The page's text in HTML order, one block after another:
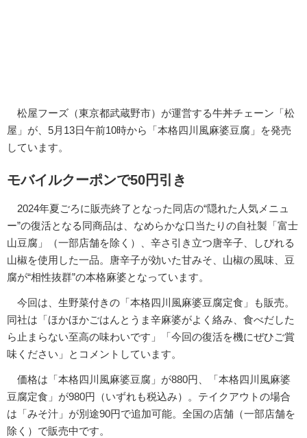
松屋フーズ（東京都武蔵野市）が運営する牛丼チェーン「松
屋」が、5月13日午前10時から「本格四川風麻婆豆腐」を発売
しています。
モバイルクーポンで50円引き
2024年夏ごろに販売終了となった同店の“隠れた人気メニュ
ー”の復活となる同商品は、なめらかな口当たりの自社製「富士
山豆腐」（一部店舗を除く）、辛さ引き立つ唐辛子、しびれる
山椒を使用した一品。唐辛子が効いた甘みそ、山椒の風味、豆
腐が“相性抜群”の本格麻婆となっています。
今回は、生野菜付きの「本格四川風麻婆豆腐定食」も販売。
同社は「ほかほかごはんとうま辛麻婆がよく絡み、食べだした
ら止まらない至高の味わいです」「今回の復活を機にぜひご賞
味ください」とコメントしています。
価格は「本格四川風麻婆豆腐」が880円、「本格四川風麻婆
豆腐定食」が980円（いずれも税込み）。テイクアウトの場合
は「みそ汁」が別途90円で追加可能。全国の店舗（一部店舗を
除く）で販売中です。